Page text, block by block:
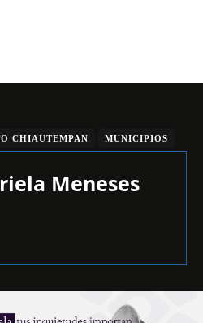
CHIAUTEMPAN MUNICIPIOS
Meneses